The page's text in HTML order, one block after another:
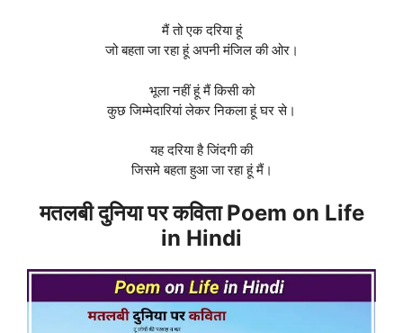
मैं तो एक दरिया हूं
जो बहता जा रहा हूं अपनी मंजिल की ओर।
भूला नहीं हूं मैं किसी को
कुछ जिम्मेदारियां लेकर निकला हूं घर से।
यह दरिया है जिंदगी की
जिसमे बहता हुआ जा रहा हूं मैं।
मतलबी दुनिया पर कविता Poem on Life
in Hindi